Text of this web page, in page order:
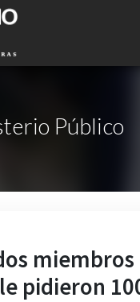
Público
pidieron